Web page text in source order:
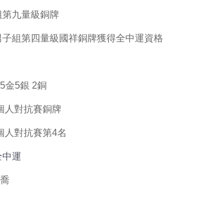
九量級銅牌
組第四量級國祥銅牌獲得全中運資格
金5銀 2銅
人對抗賽銅牌
人對抗賽第4名
運